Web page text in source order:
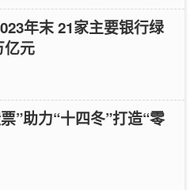
年末 21家主要银行绿
亿元
”助力“十四冬”打造“零